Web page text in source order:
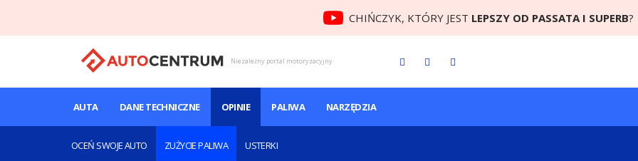
CHIŃCZYK, KTÓRY JEST LEPSZY OD PASSATA I SUPERB?
Niezależny portal motoryzacyjny
AUTA DANE TECHNICZNE OPINIE
OCEŃ SWOJE AUTO ZUŻYCIE PALIWA USTERKI
PALIWA NARZĘDZIA